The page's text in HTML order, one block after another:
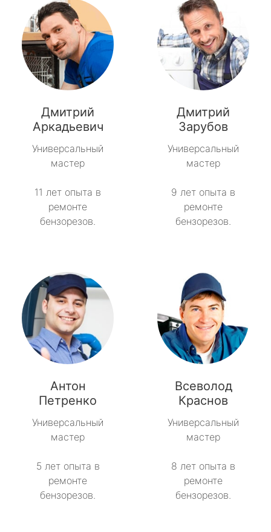
Дмитрий
Аркадьевич
Универсальный
мастер
11 лет опыта в
ремонте
бензорезов.
Дмитрий
Зарубов
Универсальный
мастер
9 лет опыта в
ремонте
бензорезов.
Антон
Петренко
Универсальный
мастер
5 лет опыта в
ремонте
бензорезов.
Всеволод
Краснов
Универсальный
мастер
8 лет опыта в
ремонте
бензорезов.